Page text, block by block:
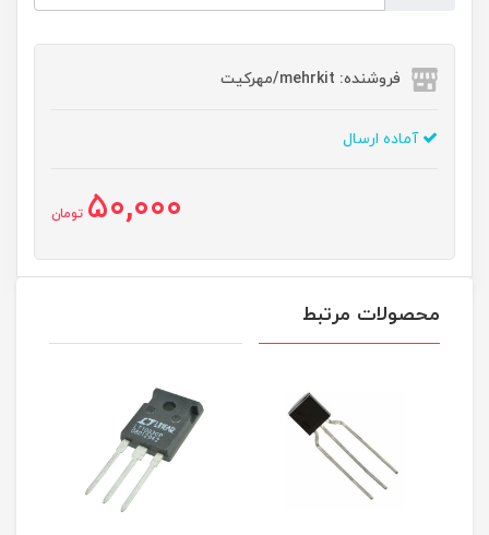
فروشنده: mehrkit/مهرکیت
آماده ارسال
50,000 تومان
محصولات مرتبط